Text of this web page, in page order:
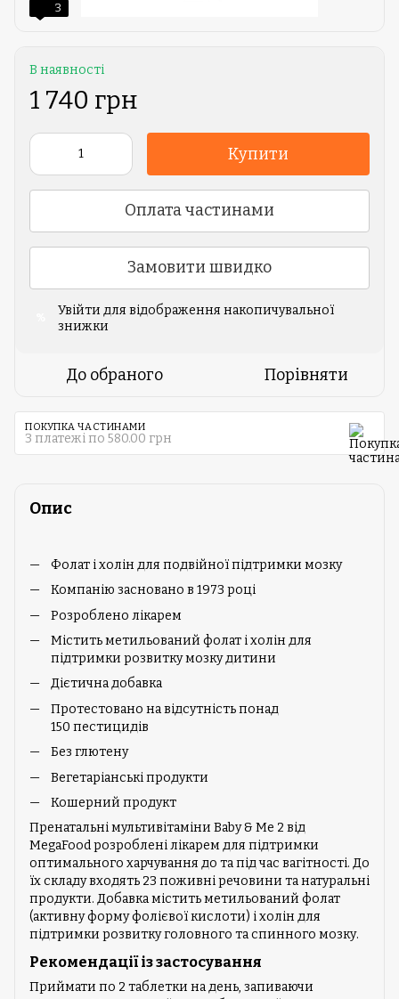
3
В наявності
1 740 грн
Купити
Оплата частинами
Замовити швидко
Увійти для відображення накопичувальної
знижки
До обраного Порівняти
ПОКУПКА ЧАСТИНАМИ
3 платежі по 580.00 грн
Опис
Фолат і холін для подвійної підтримки мозку
Компанію засновано в 1973 році
Розроблено лікарем
Містить метильований фолат і холін для
підтримки розвитку мозку дитини
Дієтична добавка
Протестовано на відсутність понад
150 пестицидів
Без глютену
Вегетаріанські продукти
Кошерний продукт
Пренатальні мультивітаміни Baby & Me 2 від
MegaFood розроблені лікарем для підтримки
оптимального харчування до та під час вагітності. До
їх складу входять 23 поживні речовини та натуральні
продукти. Добавка містить метильований фолат
(активну форму фолієвої кислоти) і холін для
підтримки розвитку головного та спинного мозку.
Рекомендації із застосування
Приймати по 2 таблетки на день, запиваючи